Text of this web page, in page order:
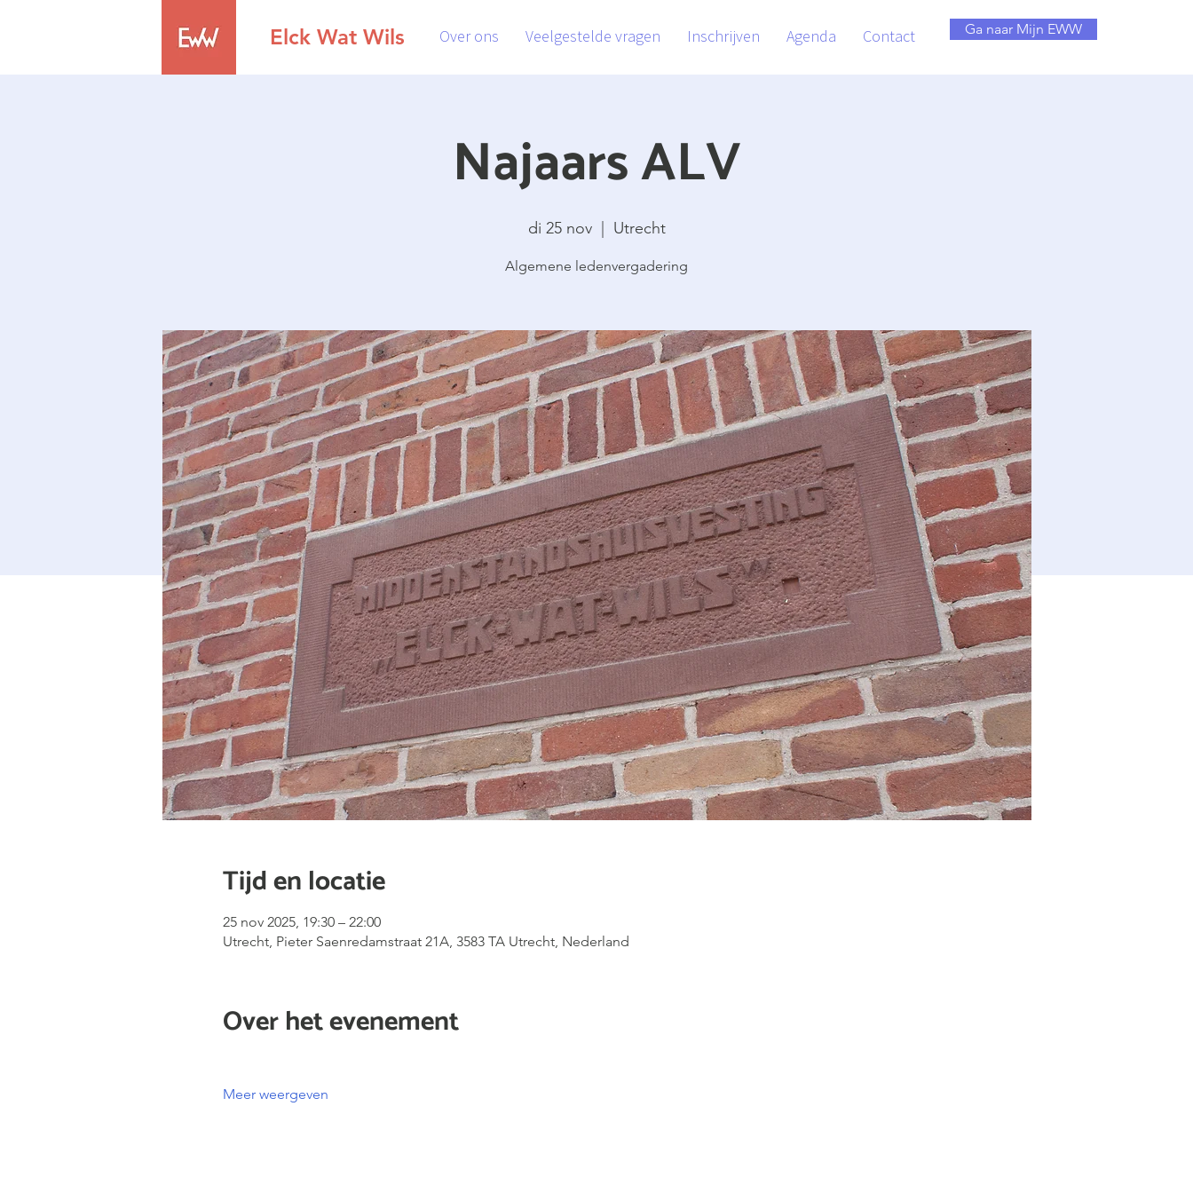
Elck Wat Wils Over ons Veelgestelde vragen Inschrijven Agenda Contact Ga naar Mijn EWW
Najaars ALV
di 25 nov
  |
Utrecht
Algemene ledenvergadering
Tijd en locatie
25 nov 2025, 19:30 – 22:00
Utrecht, Pieter Saenredamstraat 21A, 3583 TA Utrecht, Nederland
Over het evenement
Meer weergeven